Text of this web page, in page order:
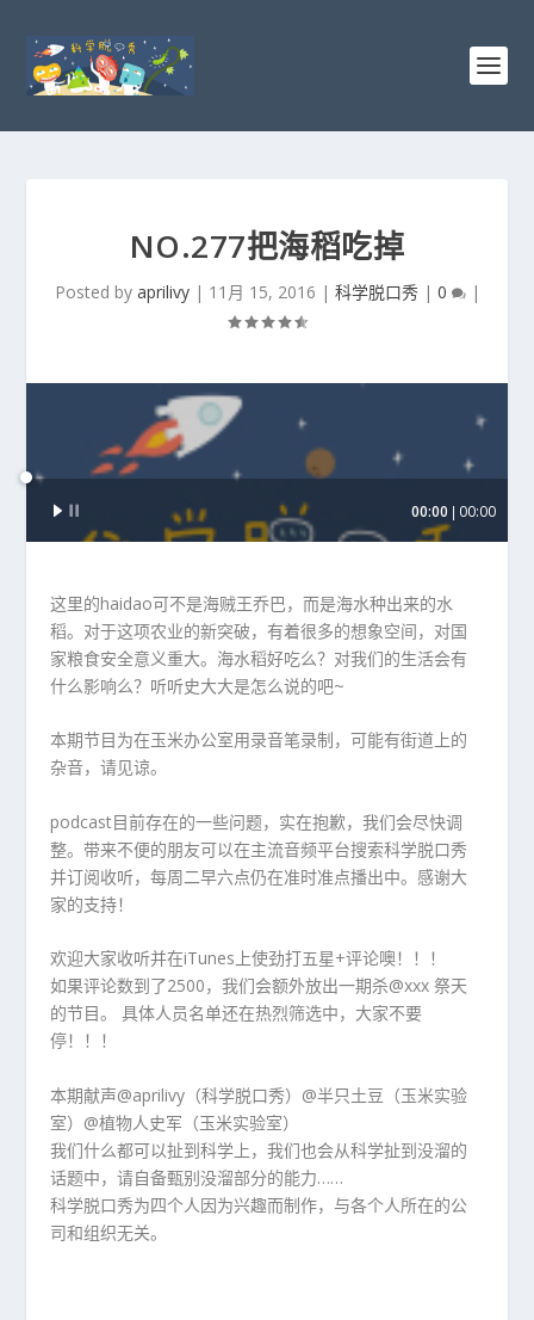
NO.277把海稻吃掉
Posted by aprilivy| 11月 15, 2016 | 科学脱口秀| 0 |
播
00:00 00:00
这里的haidao可不是海贼王乔巴，而是海水种出来的水
稻。对于这项农业的新突破，有着很多的想象空间，对国
家粮食安全意义重大。海水稻好吃么？对我们的生活会有
什么影响么？听听史大大是怎么说的吧~
本期节目为在玉米办公室用录音笔录制，可能有街道上的
杂音，请见谅。
podcast目前存在的一些问题，实在抱歉，我们会尽快调
整。带来不便的朋友可以在主流音频平台搜索科学脱口秀
并订阅收听，每周二早六点仍在准时准点播出中。感谢大
家的支持！
欢迎大家收听并在iTunes上使劲打五星+评论噢！！！
如果评论数到了2500，我们会额外放出一期杀@xxx 祭天
的节目。 具体人员名单还在热烈筛选中，大家不要
停！！！
本期献声@aprilivy（科学脱口秀）@半只土豆（玉米实验
室）@植物人史军（玉米实验室）
我们什么都可以扯到科学上，我们也会从科学扯到没溜的
话题中，请自备甄别没溜部分的能力……
科学脱口秀为四个人因为兴趣而制作，与各个人所在的公
司和组织无关。